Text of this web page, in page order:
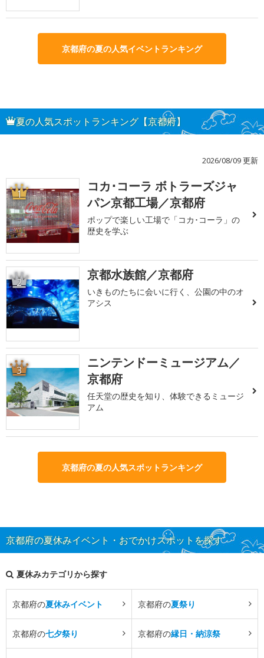
京都府の夏の人気イベントランキング
夏の人気スポットランキング【京都府】
2026/08/09 更新
1
コカ･コーラ ボトラーズジャ
パン京都工場／京都府
ポップで楽しい工場で「コカ･コーラ」の
歴史を学ぶ
2 京都水族館／京都府
いきものたちに会いに行く、公園の中のオ
アシス
3
ニンテンドーミュージアム／
京都府
任天堂の歴史を知り、体験できるミュージ
アム
京都府の夏の人気スポットランキング
京都府の夏休みイベント・おでかけスポットを探す
夏休みカテゴリから探す
京都府の夏休みイベント 京都府の夏祭り
京都府の七夕祭り 京都府の縁日・納涼祭